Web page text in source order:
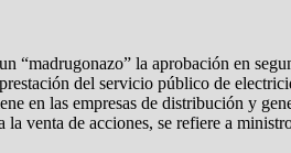
“madrugonazo” la aprobación en
del servicio público de
en las empresas de distribución y
venta de acciones, se refiere a